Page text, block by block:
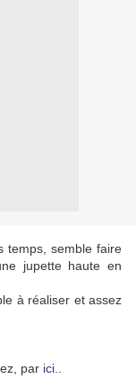
temps, semble faire
jupette haute en
à réaliser et assez
par ici.